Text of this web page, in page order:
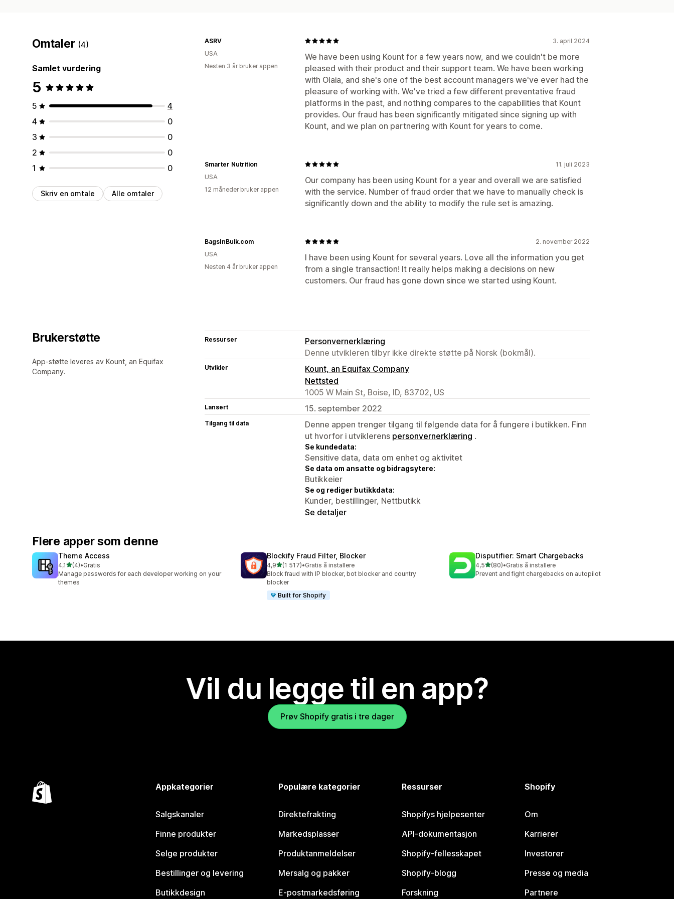
Omtaler (4)
Samlet vurdering
5
5
4
4
0
3
0
2
0
1
0
Skriv en omtale Alle omtaler
3. april 2024
We have been using Kount for a few years now, and we couldn't be more
pleased with their product and their support team. We have been working
with Olaia, and she's one of the best account managers we've ever had the
pleasure of working with. We've tried a few different preventative fraud
platforms in the past, and nothing compares to the capabilities that Kount
provides. Our fraud has been significantly mitigated since signing up with
Kount, and we plan on partnering with Kount for years to come.
ASRV
USA
Nesten 3 år bruker appen
11. juli 2023
Our company has been using Kount for a year and overall we are satisfied
with the service. Number of fraud order that we have to manually check is
significantly down and the ability to modify the rule set is amazing.
Smarter Nutrition
USA
12 måneder bruker appen
2. november 2022
I have been using Kount for several years. Love all the information you get
from a single transaction! It really helps making a decisions on new
customers. Our fraud has gone down since we started using Kount.
BagsInBulk.com
USA
Nesten 4 år bruker appen
Brukerstøtte
App-støtte leveres av Kount, an Equifax
Company.
Ressurser
Personvernerklæring
Denne utvikleren tilbyr ikke direkte støtte på Norsk (bokmål).
Utvikler
Kount, an Equifax Company
Nettsted
1005 W Main St, Boise, ID, 83702, US
Lansert 15. september 2022
Tilgang til data
Denne appen trenger tilgang til følgende data for å fungere i butikken. Finn
ut hvorfor i utviklerens personvernerklæring .
Se kundedata:
Sensitive data, data om enhet og aktivitet
Se data om ansatte og bidragsytere:
Butikkeier
Se og rediger butikkdata:
Kunder, bestillinger, Nettbutikk
Se detaljer
Flere apper som denne
Theme Access
4,1av 5 stjerner
(4)
Totalt 4 omtaler
•Gratis
Manage passwords for each developer working on your
themes
Blockify Fraud Filter, Blocker
4,9av 5 stjerner
(1 517)
Totalt 1517 omtaler
•Gratis å installere
Block fraud with IP blocker, bot blocker and country
blocker
Built for Shopify
Disputifier: Smart Chargebacks
4,5av 5 stjerner
(80)
Totalt 80 omtaler
•Gratis å installere
Prevent and fight chargebacks on autopilot
Vil du legge til en app?
Prøv Shopify gratis i tre dager
Appkategorier
Salgskanaler
Finne produkter
Selge produkter
Bestillinger og levering
Butikkdesign
Populære kategorier
Direktefrakting
Markedsplasser
Produktanmeldelser
Mersalg og pakker
E-postmarkedsføring
Ressurser
Shopifys hjelpesenter
API-dokumentasjon
Shopify-fellesskapet
Shopify-blogg
Forskning
Shopify
Om
Karrierer
Investorer
Presse og media
Partnere